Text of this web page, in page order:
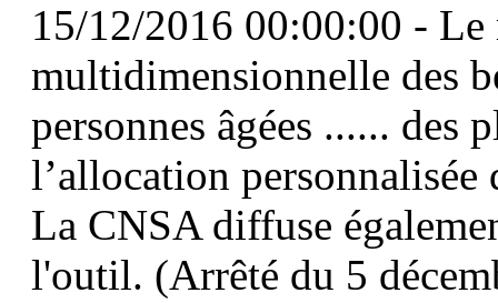
15/12/2016 00:00:00 -
multidimensionnelle des
personnes âgées ...... des
l’allocation personnalisée
La CNSA diffuse
l'outil. (Arrêté du 5